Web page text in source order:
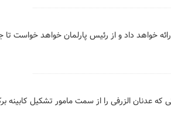
خواهد داد و از رئیس پارلمان خواهد خواست
عدنان الزرفی را از سمت مامور تشکیل کابینه